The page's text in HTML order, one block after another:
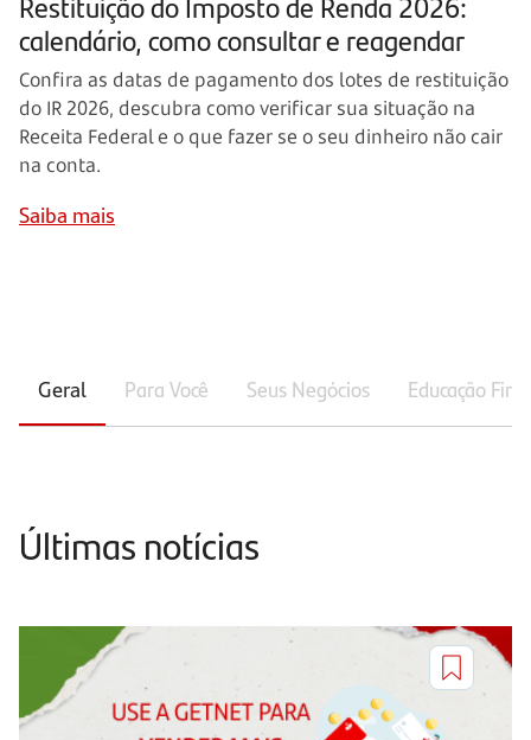
calendário, como consultar e reagendar
Confira as datas de pagamento dos lotes de restituição
do IR 2026, descubra como verificar sua situação na
Receita Federal e o que fazer se o seu dinheiro não cair
na conta.
Saiba mais
Geral Para Você Seus Negócios Educação
Últimas notícias